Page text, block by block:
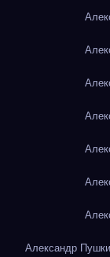
Александр